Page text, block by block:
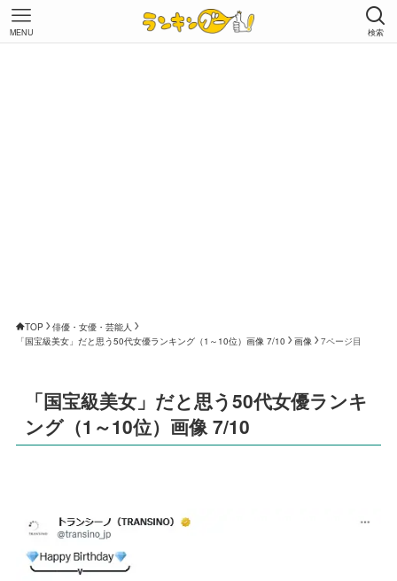
検索
MENU
TOP
俳優・女優・芸能人
「国宝級美女」だと思う50代女優ランキング（1～10位）画像 7/10
画像 7ページ目
「国宝級美女」だと思う50代女優ランキ
ング（1～10位）画像 7/10